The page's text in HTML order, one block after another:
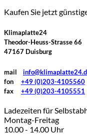
Kaufen Sie jetzt
Klimaplatte24
Theodor-Heuss-Strasse 66
47167 Duisburg
mail
fon +49 (0)203-4105560
fax +49 (0)203-4105551
Ladezeiten für
Montag-Freitag
10.00 - 14.00 Uhr